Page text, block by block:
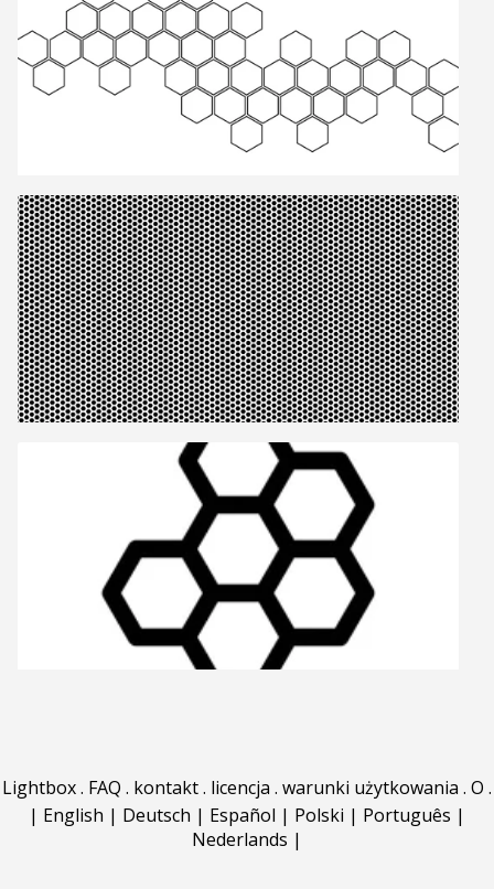
Lightbox. FAQ . kontakt. licencja . warunki użytkowania . O .
| English | Deutsch | Español | Polski | Português |
Nederlands |